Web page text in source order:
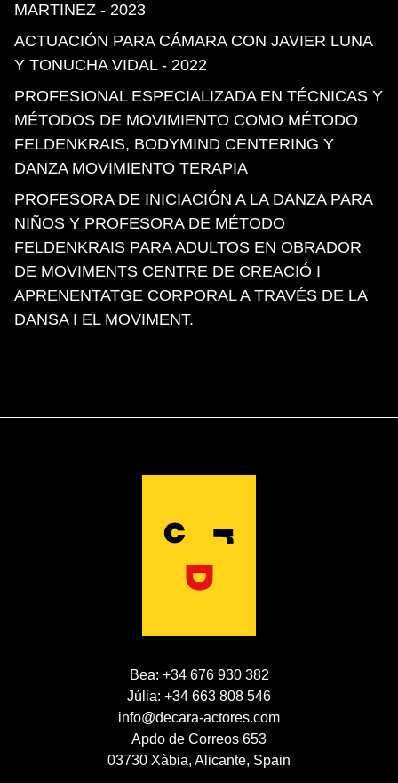
MARTINEZ - 2023
ACTUACIÓN PARA CÁMARA CON JAVIER LUNA
Y TONUCHA VIDAL- 2022
PROFESIONAL ESPECIALIZADA EN TÉCNICAS Y
MÉTODOS DE MOVIMIENTO COMO MÉTODO
FELDENKRAIS, BODYMIND CENTERING Y
DANZA MOVIMIENTO TERAPIA
PROFESORA DE INICIACIÓN A LA DANZA PARA
NIÑOS Y PROFESORA DE MÉTODO
FELDENKRAIS PARA ADULTOS EN OBRADOR
DE MOVIMENTS CENTRE DE CREACIÓ I
APRENENTATGE CORPORAL A TRAVÉS DE LA
DANSA I EL MOVIMENT.
Bea: +34 676 930 382
Júlia: +34 663 808 546
info@decara-actores.com
Apdo de Correos 653
03730 Xàbia, Alicante, Spain